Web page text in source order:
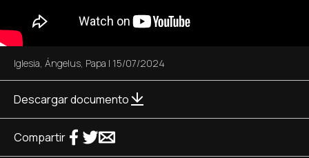
Iglesia, Ángelus, Papa | 15/07/2024
Descargar documento
Compartir